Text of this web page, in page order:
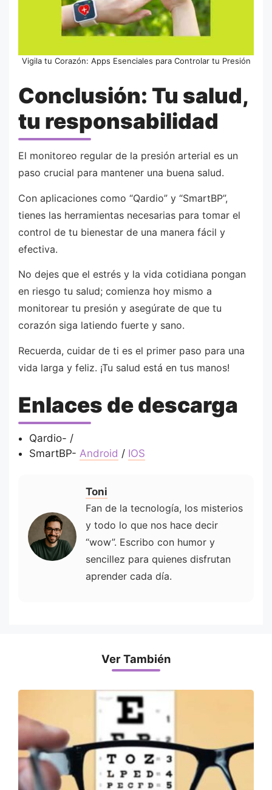
Vigila tu Corazón: Apps Esenciales para Controlar tu Presión
Conclusión: Tu salud,
tu responsabilidad
El monitoreo regular de la presión arterial es un
paso crucial para mantener una buena salud.
Con aplicaciones como “Qardio” y “SmartBP”,
tienes las herramientas necesarias para tomar el
control de tu bienestar de una manera fácil y
efectiva.
No dejes que el estrés y la vida cotidiana pongan
en riesgo tu salud; comienza hoy mismo a
monitorear tu presión y asegúrate de que tu
corazón siga latiendo fuerte y sano.
Recuerda, cuidar de ti es el primer paso para una
vida larga y feliz. ¡Tu salud está en tus manos!
Enlaces de descarga
Qardio- /
SmartBP- Android / IOS
Toni
Fan de la tecnología, los misterios
y todo lo que nos hace decir
“wow”. Escribo con humor y
sencillez para quienes disfrutan
aprender cada día.
Ver También